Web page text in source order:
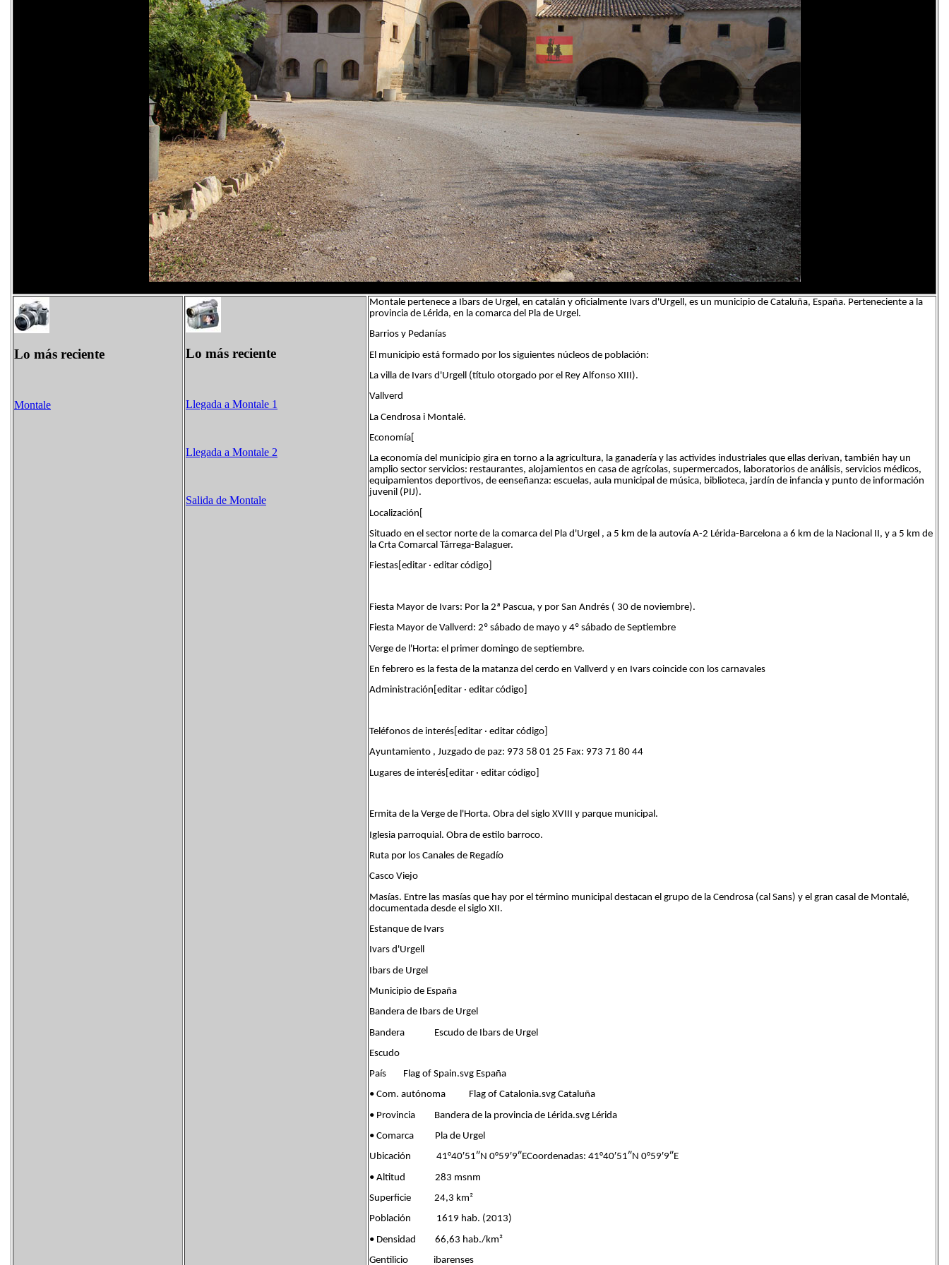
Lo más reciente
Montale
Lo más reciente
Llegada a Montale 1
Llegada a Montale 2
Salida de Montale
Montale pertenece a Ibars de Urgel, en catalán y oficialmente Ivars d'Urgell, es un municipio de Cataluña, España. Perteneciente a la
provincia de Lérida, en la comarca del Pla de Urgel.
Barrios y Pedanías
El municipio está formado por los siguientes núcleos de población:
La villa de Ivars d'Urgell (título otorgado por el Rey Alfonso XIII).
Vallverd
La Cendrosa i Montalé.
Economía[
La economía del municipio gira en torno a la agricultura, la ganadería y las activides industriales que ellas derivan, también hay un
amplio sector servicios: restaurantes, alojamientos en casa de agrícolas, supermercados, laboratorios de análisis, servicios médicos,
equipamientos deportivos, de eenseñanza: escuelas, aula municipal de música, biblioteca, jardín de infancia y punto de información
juvenil (PIJ).
Localización[
Situado en el sector norte de la comarca del Pla d'Urgel , a 5 km de la autovía A-2 Lérida-Barcelona a 6 km de la Nacional II, y a 5 km de
la Crta Comarcal Tárrega-Balaguer.
Fiestas[editar · editar código]
Fiesta Mayor de Ivars: Por la 2ª Pascua, y por San Andrés ( 30 de noviembre).
Fiesta Mayor de Vallverd: 2º sábado de mayo y 4º sábado de Septiembre
Verge de l'Horta: el primer domingo de septiembre.
En febrero es la festa de la matanza del cerdo en Vallverd y en Ivars coincide con los carnavales
Administración[editar · editar código]
Teléfonos de interés[editar · editar código]
Ayuntamiento , Juzgado de paz: 973 58 01 25 Fax: 973 71 80 44
Lugares de interés[editar · editar código]
Ermita de la Verge de l'Horta. Obra del siglo XVIII y parque municipal.
Iglesia parroquial. Obra de estilo barroco.
Ruta por los Canales de Regadío
Casco Viejo
Masías. Entre las masías que hay por el término municipal destacan el grupo de la Cendrosa (cal Sans) y el gran casal de Montalé,
documentada desde el siglo XII.
Estanque de Ivars
Ivars d'Urgell
Ibars de Urgel
Municipio de España
Bandera de Ibars de Urgel
Bandera Escudo de Ibars de Urgel
Escudo
País Flag of Spain.svg España
• Com. autónoma Flag of Catalonia.svg Cataluña
• Provincia Bandera de la provincia de Lérida.svg Lérida
• Comarca Pla de Urgel
Ubicación 41°40′51″N 0°59′9″ECoordenadas: 41°40′51″N 0°59′9″E
• Altitud 283 msnm
Superficie 24,3 km²
Población 1619 hab. (2013)
• Densidad 66,63 hab./km²
Gentilicio ibarenses